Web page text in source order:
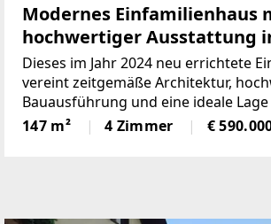
Modernes Einfamilienhaus
hochwertiger Ausstattung
Ruhelage von Pischelsdorf
Dieses im Jahr 2024 neu errichtete
vereint zeitgemäße Architektur,
Bauausführung und eine ideale
Pischelsdorf. Mit einer Wohnfläche
auf zwei Ebenen, großzügigen
147 m² 4 Zimmer €